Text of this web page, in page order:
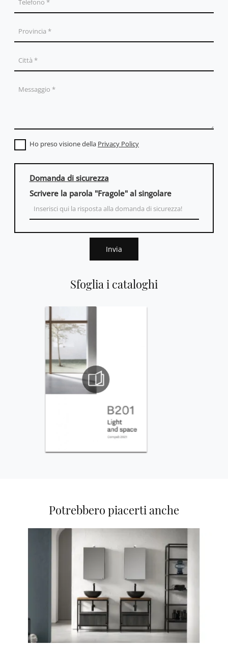
Sfoglia i cataloghi
Ho preso visione della Privacy Policy
Domanda di sicurezza
Scrivere la parola "Fragole" al singolare
Invia
Potrebbero piacerti anche